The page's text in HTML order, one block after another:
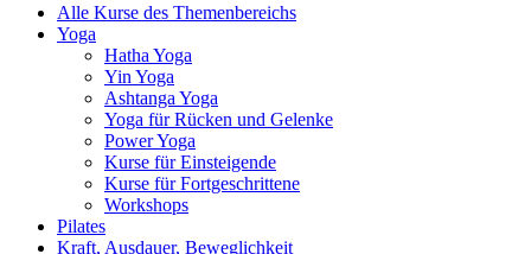
Alle Kurse des Themenbereichs
Yoga
Hatha Yoga
Yin Yoga
Ashtanga Yoga
Yoga für Rücken und Gelenke
Power Yoga
Kurse für Einsteigende
Kurse für Fortgeschrittene
Workshops
Pilates
Kraft, Ausdauer, Beweglichkeit